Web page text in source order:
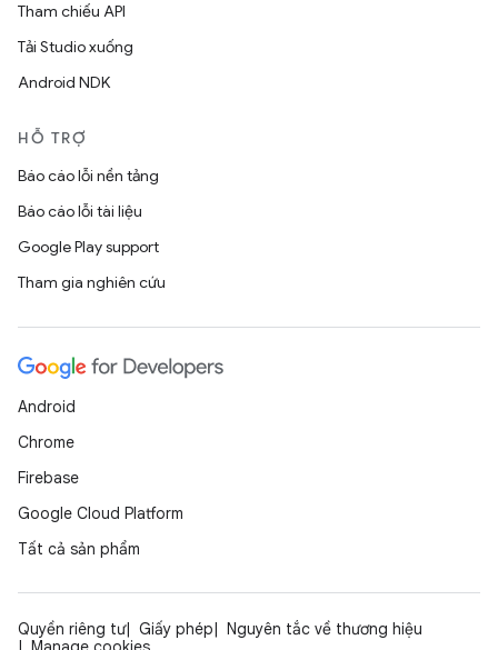
Tham chiếu API
Tải Studio xuống
Android NDK
HỖ TRỢ
Báo cáo lỗi nền tảng
Báo cáo lỗi tài liệu
Google Play support
Tham gia nghiên cứu
Android
Chrome
Firebase
Google Cloud Platform
Tất cả sản phẩm
Quyền riêng tư Giấy phép
Nguyên tắc về thương hiệu